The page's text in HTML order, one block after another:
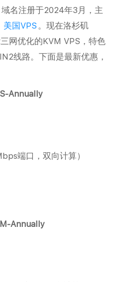
名注册于2024年3月，主
美国VPS 。现在洛杉矶
网优化的KVM VPS，特色
线路。下面是最新优惠，
Annually
端口，双向计算）
Annually